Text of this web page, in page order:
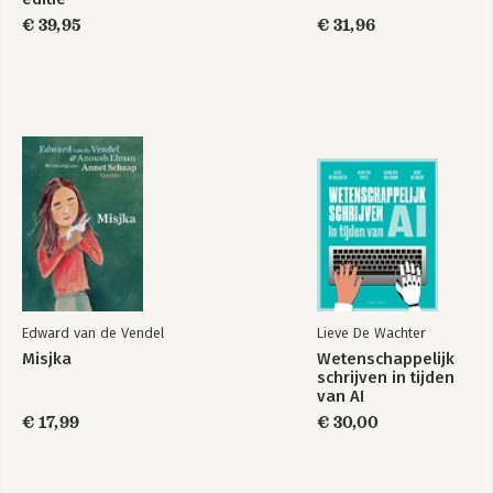
10 Literatuursynthese 145
Nicoline Mulder & Joan van Aken
Sanne Akkerman, Larike Bronkhorst & Ilya Zitter
13 Iteratie in ontwerpgericht onderzoek 185
Koen van Turnhout
14 Participatie in ontwerpgericht onderzoek 203
Maria Custers, Miranda Snoeren & Susan McKenney
Deel 3 Uitkomsten van ontwerpgericht onderzoek 221
15 De kennisbijdragen van ontwerpgericht onderzoek 223
Daan Andriessen
Koen van Turnhout & Miriam Losse
18 Het gebruiken van ontwerpprincipes uit ontwerpgericht
€ 39,95
€ 31,96
Edward van de Vendel
Misjka
€ 17,99
Lieve De Wachter
Wetenschappelijk
schrijven in tijden
van AI
€ 30,00